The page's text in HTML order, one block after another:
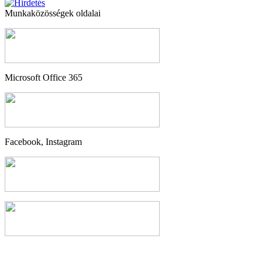
Munkaközösségek oldalai
Microsoft Office 365
Facebook, Instagram